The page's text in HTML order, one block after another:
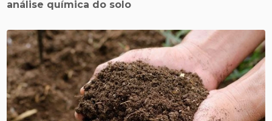
análise química do solo